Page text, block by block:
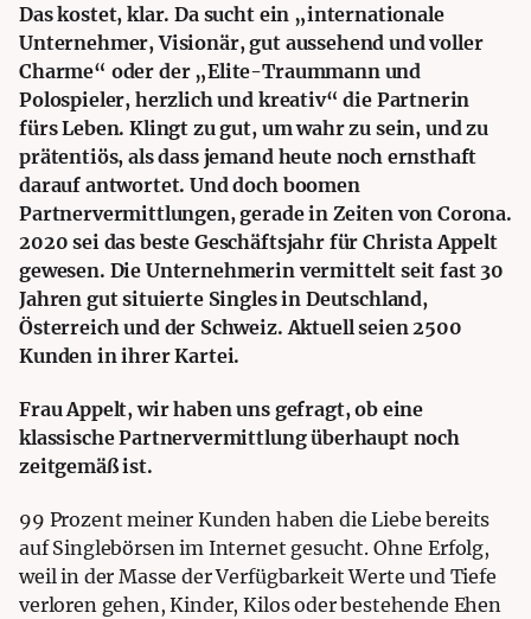
Das kostet, klar. Da sucht ein „internationale
Unternehmer, Visionär, gut aussehend und voller
Charme“ oder der „Elite-Traummann und
Polospieler, herzlich und kreativ“ die Partnerin
fürs Leben. Klingt zu gut, um wahr zu sein, und zu
prätentiös, als dass jemand heute noch ernsthaft
darauf antwortet. Und doch boomen
Partnervermittlungen, gerade in Zeiten von Corona.
2020 sei das beste Geschäftsjahr für Christa Appelt
gewesen. Die Unternehmerin vermittelt seit fast 30
Jahren gut situierte Singles in Deutschland,
Österreich und der Schweiz. Aktuell seien 2500
Kunden in ihrer Kartei.
Frau Appelt, wir haben uns gefragt, ob eine
klassische Partnervermittlung überhaupt noch
zeitgemäß ist.
99 Prozent meiner Kunden haben die Liebe bereits
auf Singlebörsen im Internet gesucht. Ohne Erfolg,
weil in der Masse der Verfügbarkeit Werte und Tiefe
verloren gehen, Kinder, Kilos oder bestehende Ehen